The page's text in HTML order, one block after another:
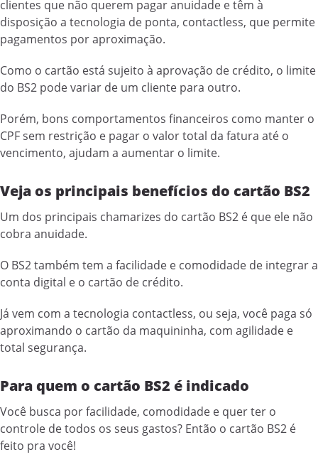
clientes que não querem pagar anuidade e têm à
disposição a tecnologia de ponta, contactless, que permite
pagamentos por aproximação.
Como o cartão está sujeito à aprovação de crédito, o limite
do BS2 pode variar de um cliente para outro.
Porém, bons comportamentos financeiros como manter o
CPF sem restrição e pagar o valor total da fatura até o
vencimento, ajudam a aumentar o limite.
Veja os principais benefícios do cartão BS2
Um dos principais chamarizes do cartão BS2 é que ele não
cobra anuidade.
O BS2 também tem a facilidade e comodidade de integrar a
conta digital e o cartão de crédito.
Já vem com a tecnologia contactless, ou seja, você paga só
aproximando o cartão da maquininha, com agilidade e
total segurança.
Para quem o cartão BS2 é indicado
Você busca por facilidade, comodidade e quer ter o
controle de todos os seus gastos? Então o cartão BS2 é
feito pra você!